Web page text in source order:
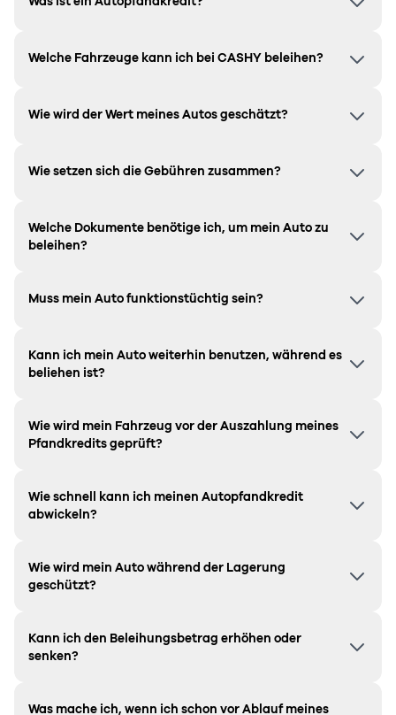
Welche Fahrzeuge kann ich bei CASHY beleihen?
Wie wird der Wert meines Autos geschätzt?
Wie setzen sich die Gebühren zusammen?
Welche Dokumente benötige ich, um mein Auto zu
beleihen?
Muss mein Auto funktionstüchtig sein?
Kann ich mein Auto weiterhin benutzen, während es
beliehen ist?
Wie wird mein Fahrzeug vor der Auszahlung meines
Pfandkredits geprüft?
Wie schnell kann ich meinen Autopfandkredit
abwickeln?
Wie wird mein Auto während der Lagerung
geschützt?
Kann ich den Beleihungsbetrag erhöhen oder
senken?
Was mache ich, wenn ich schon vor Ablauf meines